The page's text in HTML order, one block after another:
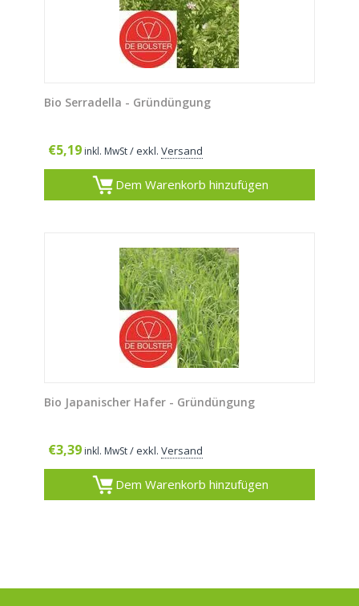
Bio Serradella - Gründüngung
€5,19 inkl. MwSt/ exkl. Versand
Dem Warenkorb hinzufügen
Bio Japanischer Hafer - Gründüngung
€3,39 inkl. MwSt/ exkl. Versand
Dem Warenkorb hinzufügen